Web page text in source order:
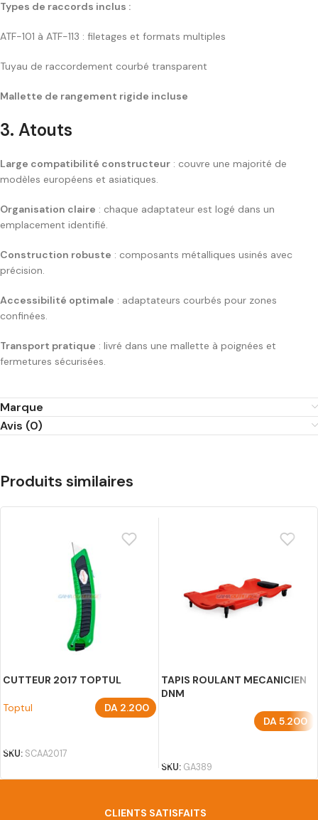
Types de raccords inclus :
ATF-101 à ATF-113 : filetages et formats multiples
Tuyau de raccordement courbé transparent
Mallette de rangement rigide incluse
3. Atouts
Large compatibilité constructeur : couvre une majorité de
modèles européens et asiatiques.
Organisation claire : chaque adaptateur est logé dans un
emplacement identifié.
Construction robuste : composants métalliques usinés avec
précision.
Accessibilité optimale : adaptateurs courbés pour zones
confinées.
Transport pratique : livré dans une mallette à poignées et
fermetures sécurisées.
Marque
Avis (0)
Produits similaires
CUTTEUR 2017 TOPTUL
Toptul DA 2.200
SKU: SCAA2017
TAPIS ROULANT MECANICIEN
DNM
DA5.200
SKU: GA389
CLIENTS SATISFAITS